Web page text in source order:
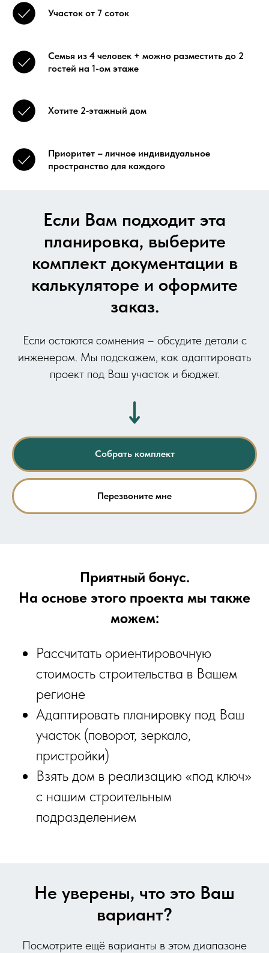
Участок от 7 соток
Семья из 4 человек + можно разместить до 2
гостей на 1-ом этаже
Хотите 2‑этажный дом
Приоритет – личное индивидуальное
пространство для каждого
Если Вам подходит эта
планировка, выберите
комплект документации в
калькуляторе и оформите
заказ.
Если остаются сомнения – обсудите детали с
инженером. Мы подскажем, как адаптировать
проект под Ваш участок и бюджет.
Собрать комплект
Перезвоните мне
Приятный бонус.
На основе этого проекта мы также
можем:
Рассчитать ориентировочную
стоимость строительства в Вашем
регионе
Адаптировать планировку под Ваш
участок (поворот, зеркало,
пристройки)
Взять дом в реализацию «под ключ»
с нашим строительным
подразделением
Не уверены, что это Ваш
вариант?
Посмотрите ещё варианты в этом диапазоне